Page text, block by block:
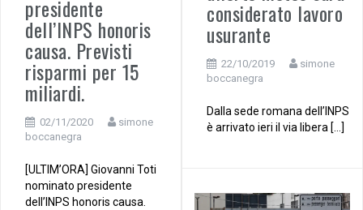
presidente
dell’INPS honoris
causa. Previsti
risparmi per 15
miliardi.
02/11/2020
simone
boccanegra
[ULTIM’ORA] Giovanni Toti
nominato presidente
dell’INPS honoris causa.
considerato lavoro
usurante
22/10/2019
simone
boccanegra
Dalla sede romana dell’INPS
è arrivato ieri il via libera […]